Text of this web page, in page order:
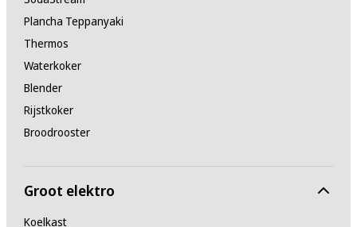
Plancha Teppanyaki
Thermos
Waterkoker
Blender
Rijstkoker
Broodrooster
Groot elektro
Koelkast